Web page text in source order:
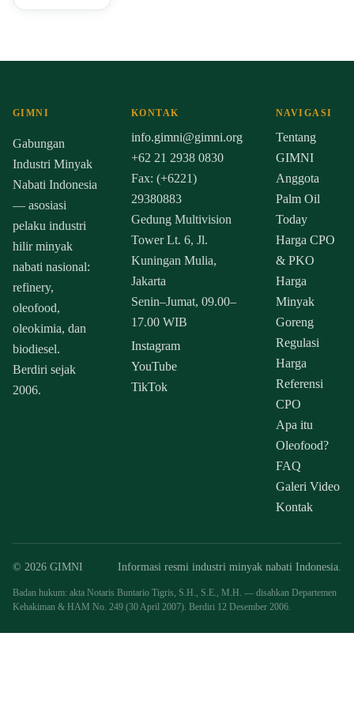
GIMNI
Gabungan
Industri Minyak
Nabati Indonesia
— asosiasi
pelaku industri
hilir minyak
nabati nasional:
refinery,
oleofood,
oleokimia, dan
biodiesel.
Berdiri sejak
2006.
KONTAK
info.gimni@gimni.org
+62 21 2938 0830
Fax: (+6221)
29380883
Gedung Multivision
Tower Lt. 6, Jl.
Kuningan Mulia,
Jakarta
Senin–Jumat, 09.00–
17.00 WIB
Instagram
YouTube
TikTok
NAVIGASI
Tentang
GIMNI
Anggota
Palm Oil
Today
Harga CPO
& PKO
Harga
Minyak
Goreng
Regulasi
Harga
Referensi
CPO
Apa itu
Oleofood?
FAQ
Galeri Video
Kontak
© 2026 GIMNI Informasi resmi industri minyak nabati Indonesia.
Badan hukum: akta Notaris Buntario Tigris, S.H., S.E., M.H. — disahkan Departemen
Kehakiman & HAM No. 249 (30 April 2007). Berdiri 12 Desember 2006.